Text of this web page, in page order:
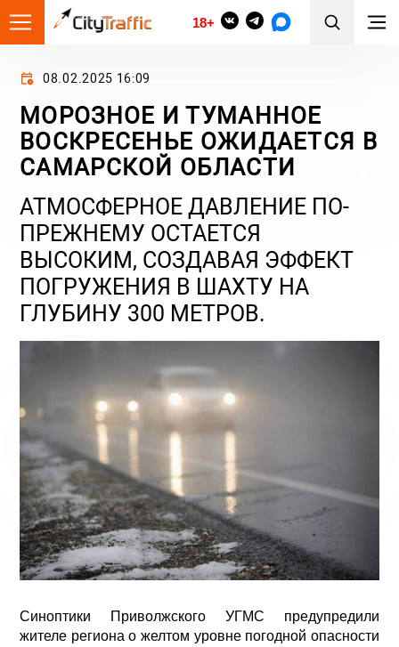
18+
08.02.2025 16:09
МОРОЗНОЕ И ТУМАННОЕ
ВОСКРЕСЕНЬЕ ОЖИДАЕТСЯ В
САМАРСКОЙ ОБЛАСТИ
АТМОСФЕРНОЕ ДАВЛЕНИЕ ПО-
ПРЕЖНЕМУ ОСТАЕТСЯ
ВЫСОКИМ, СОЗДАВАЯ ЭФФЕКТ
ПОГРУЖЕНИЯ В ШАХТУ НА
ГЛУБИНУ 300 МЕТРОВ.
Синоптики Приволжского УГМС предупредили
жителе региона о желтом уровне погодной опасности